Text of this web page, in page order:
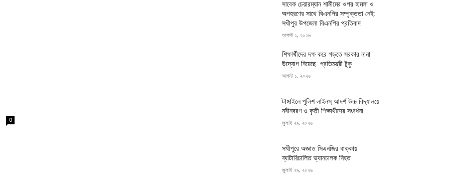
0
সাবেক চেয়ারম্যান শামীমের ওপর হামলা ও
অপহরণের সাথে বিএনপির সম্পৃক্ততা নেই:
সখীপুর উপজেলা বিএনপির প্রতিবাদ
আগস্ট ১, ২০২৬
শিক্ষার্থীদের দক্ষ করে গড়তে সরকার নানা
উদ্যোগ নিয়েছে: প্রতিমন্ত্রী টুকু
আগস্ট ১, ২০২৬
টাঙ্গাইলে পুলিশ লাইনস্ আদর্শ উচ্চ বিদ্যালয়ে
নবীনবরণ ও কৃতী শিক্ষার্থীদের সংবর্ধনা
জুলাই ২৯, ২০২৬
সখীপুরে অজ্ঞাত সিএনজির ধাক্কায়
ব্যাটারিচালিত ভ্যানচালক নিহত
জুলাই ২৯, ২০২৬